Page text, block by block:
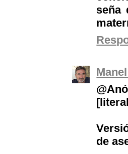
seña
de